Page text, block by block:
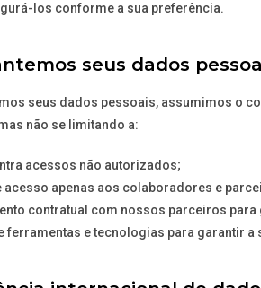
los conforme a sua preferência.
seus dados
seus dados pessoais, assumimos o
não se limitando a:
acessos não autorizados;
acesso apenas aos colaboradores e
contratual com nossos parceiros
ferramentas e tecnologias para garantir a